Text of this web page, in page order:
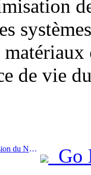
de vie
Prev:Neuf départements : À l'occasion du Nouvel An chinois, les chaînes hôtelières et les chambres d'hôtes de charme proposeront des offres préférentielles.
Go